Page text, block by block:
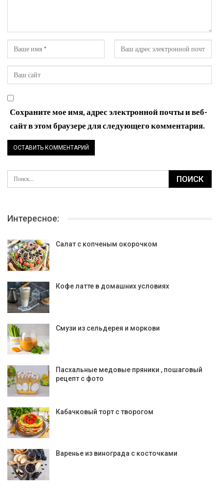
Сохраните мое имя, адрес электронной почты и веб-
сайт в этом браузере для следующего комментария.
Интересное:
Салат с копченым окорочком
Кофе латте в домашних условиях
Смузи из сельдерея и моркови
Пасхальные медовые пряники , пошаговый
рецепт с фото
Кабачковый торт с творогом
Варенье из винограда с косточками